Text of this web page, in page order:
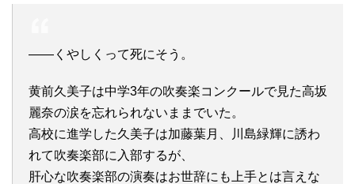
――くやしくって死にそう。
黄前久美子は中学3年の吹奏楽コンクールで見た高坂
麗奈の涙を忘れられないままでいた。
高校に進学した久美子は加藤葉月 川島緑輝に誘わ
れて吹奏楽部に入部するが、
肝心な吹奏楽部の演奏はお世辞にも上手とは言えな